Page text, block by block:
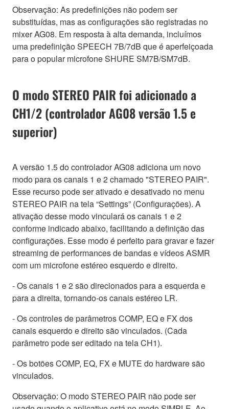
Observação: As predefinições não podem ser
substituídas, mas as configurações são registradas no
mixer AG08. Em resposta à alta demanda, incluímos
uma predefinição SPEECH 7B/7dB que é aperfeiçoada
para o popular microfone SHURE SM7B/SM7dB.
O modo STEREO PAIR foi adicionado a
CH1/2 (controlador AG08 versão 1.5 e
superior)
A versão 1.5 do controlador AG08 adiciona um novo
modo para os canais 1 e 2 chamado "STEREO PAIR".
Esse recurso pode ser ativado e desativado no menu
STEREO PAIR na tela “Settings” (Configurações). A
ativação desse modo vinculará os canais 1 e 2
conforme indicado abaixo, facilitando a definição das
configurações. Esse modo é perfeito para gravar e fazer
streaming de performances de bandas e vídeos ASMR
com um microfone estéreo esquerdo e direito.
- Os canais 1 e 2 são direcionados para a esquerda e
para a direita, tornando-os canais estéreo LR.
- Os controles de parâmetros COMP, EQ e FX dos
canais esquerdo e direito são vinculados. (Cada
parâmetro pode ser editado na tela CH1).
- Os botões COMP, EQ, FX e MUTE do hardware são
vinculados.
Observação: O modo STEREO PAIR não pode ser